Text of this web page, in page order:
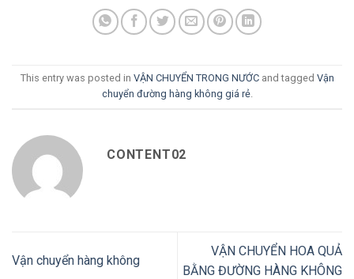
This entry was posted in VẬN CHUYỂN TRONG NƯỚCand tagged Vận
chuyển đường hàng không giá rẻ.
CONTENT02
Vận chuyển hàng không
VẬN CHUYỂN HOA QUẢ
BẰNG ĐƯỜNG HÀNG KHÔNG